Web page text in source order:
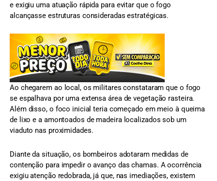
e exigiu uma atuação rápida para evitar que o fogo
alcançasse estruturas consideradas estratégicas.
Ao chegarem ao local, os militares constataram que o fogo
se espalhava por uma extensa área de vegetação rasteira.
Além disso, o foco inicial teria começado em meio à queima
de lixo e a amontoados de madeira localizados sob um
viaduto nas proximidades.
Diante da situação, os bombeiros adotaram medidas de
contenção para impedir o avanço das chamas. A ocorrência
exigiu atenção redobrada, já que, nas imediações, existem